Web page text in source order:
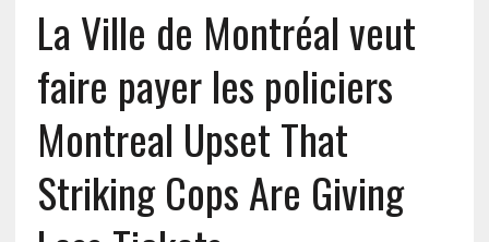
La Ville de Montréal veut
faire payer les policiers
Montreal Upset That
Striking Cops Are Giving